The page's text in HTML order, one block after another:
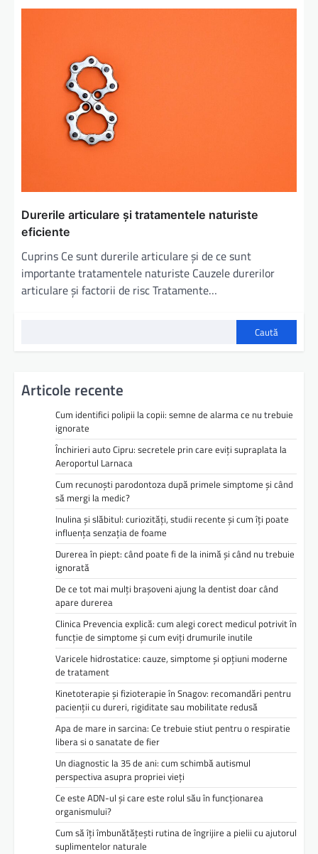
Durerile articulare și tratamentele naturiste
eficiente
Cuprins Ce sunt durerile articulare și de ce sunt
importante tratamentele naturiste Cauzele durerilor
articulare și factorii de risc Tratamente…
Caută
Articole recente
Cum identifici polipii la copii: semne de alarma ce nu trebuie
ignorate
Închirieri auto Cipru: secretele prin care eviți supraplata la
Aeroportul Larnaca
Cum recunoști parodontoza după primele simptome și când
să mergi la medic?
Inulina și slăbitul: curiozități, studii recente și cum îți poate
influența senzația de foame
Durerea în piept: când poate fi de la inimă și când nu trebuie
ignorată
De ce tot mai mulți brașoveni ajung la dentist doar când
apare durerea
Clinica Prevencia explică: cum alegi corect medicul potrivit în
funcție de simptome și cum eviți drumurile inutile
Varicele hidrostatice: cauze, simptome și opțiuni moderne
de tratament
Kinetoterapie și fizioterapie în Snagov: recomandări pentru
pacienții cu dureri, rigiditate sau mobilitate redusă
Apa de mare in sarcina: Ce trebuie stiut pentru o respiratie
libera si o sanatate de fier
Un diagnostic la 35 de ani: cum schimbă autismul
perspectiva asupra propriei vieți
Ce este ADN-ul și care este rolul său în funcționarea
organismului?
Cum să îți îmbunătățești rutina de îngrijire a pielii cu ajutorul
suplimentelor naturale